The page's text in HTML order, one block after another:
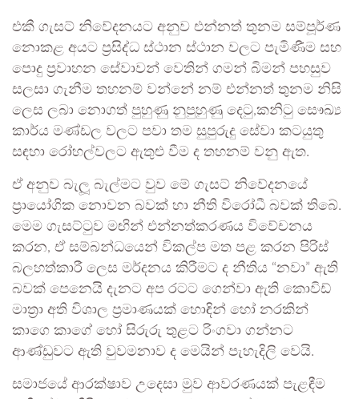
එකී ගැසට් නිවේදනයට අනුව එන්නත් තුනම සම්පූර්ණ
නොකළ අයට ප්‍රසිද්ධ ස්ථාන ස්ථාන වලට පැමිණීම සහ
පොදු ප්‍රවාහන සේවාවන් වෙතින් ගමන් බිමන් පහසුව
සලසා ගැනීම තහනම් වන්නේ නම් එන්නත් තුනම නිසි
ලෙස ලබා නොගත් පුහුණු නුපුහුණු දෙටු,කනිටු සෞඛ්‍ය
කාර්ය මණ්ඩල වලට පවා තම සුපුරුදු සේවා කටයුතු
සඳහා රෝහල්වලට ඇතුළු වීම ද තහනම් වනු ඇත.
ඒ අනුව බැලූ බැල්මට වුව මේ ගැසට් නිවේදනයේ
ප්‍රායෝගික නොවන බවක් හා නීති විරෝධී බවක් තිබේ.
මෙම ගැසට්ටුව මඟින් එන්නත්කරණය විවේචනය
කරන, ඒ සම්බන්ධයෙන් විකල්ප මත පළ කරන පිරිස්
බලහත්කාරී ලෙස මර්දනය කිරීමට ද නීතිය “නවා” ඇති
බවක් පෙනෙයි දැනට අප රටට ගෙන්වා ඇති කොවිඩ්
මාත්‍රා අති විශාල ප්‍රමාණයක් හොඳින් හෝ නරකින්
කාගෙ කාගේ හෝ සිරුරු තුළට රිංගවා ගන්නට
ආණ්ඩුවට ඇති වුවමනාව ද මෙයින් පැහැදිලි වෙයි.
සමාජයේ ආරක්ෂාව උදෙසා මුව ආවරණයක් පැළඳීම